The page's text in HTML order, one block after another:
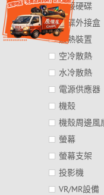
外接硬碟
硬碟外接盒
散熱裝置
空冷散熱
水冷散熱
電源供應器
機殼
機殼周邊風
螢幕
螢幕支架
投影機
VR/MR設備